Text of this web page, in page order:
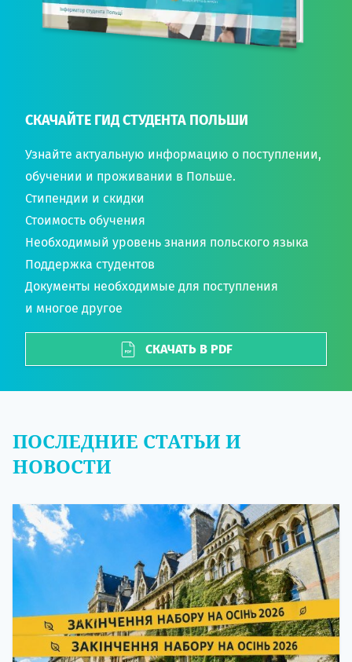
СКАЧАЙТЕ ГИД СТУДЕНТА ПОЛЬШИ
Узнайте актуальную информацию о поступлении,
обучении и проживании в Польше.
Стипендии и скидки
Стоимость обучения
Необходимый уровень знания польского языка
Поддержка студентов
Документы необходимые для поступления
и многое другое
СКАЧАТЬ В PDF
ПОСЛЕДНИЕ СТАТЬИ И
НОВОСТИ